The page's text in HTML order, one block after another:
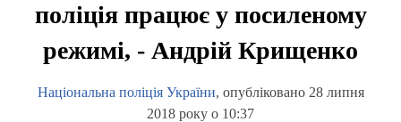
поліція працює у посиленому
режимі, - Андрій Крищенко
Національна поліція України, опубліковано 28 липня
2018 року о 10:37